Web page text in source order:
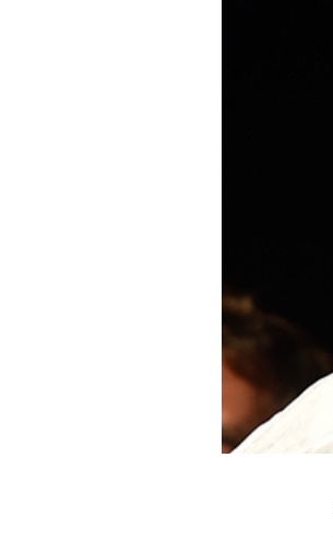
AREA PERSONALE